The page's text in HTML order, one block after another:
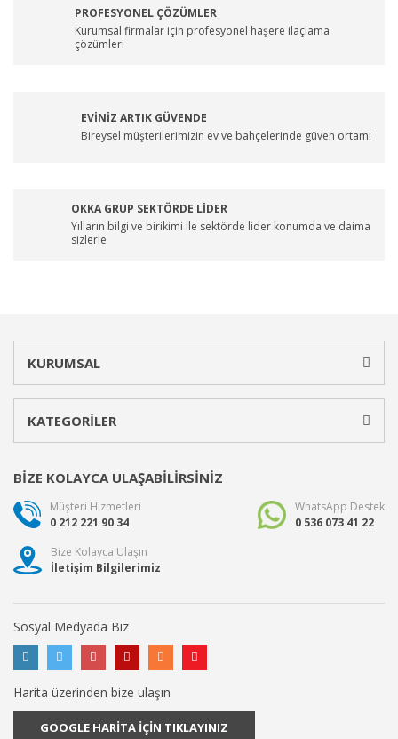
PROFESYONEL ÇÖZÜMLER
Kurumsal firmalar için profesyonel haşere ilaçlama
çözümleri
EVİNİZ ARTIK GÜVENDE
Bireysel müşterilerimizin ev ve bahçelerinde güven ortamı
OKKA GRUP SEKTÖRDE LİDER
Yılların bilgi ve birikimi ile sektörde lider konumda ve daima
sizlerle
KURUMSAL
KATEGORİLER
BİZE KOLAYCA ULAŞABİLİRSİNİZ
Müşteri Hizmetleri
0 212 221 90 34
WhatsApp Destek
0 536 073 41 22
Bize Kolayca Ulaşın
İletişim Bilgilerimiz
Sosyal Medyada Biz
Harita üzerinden bize ulaşın
GOOGLE HARİTA İÇİN TIKLAYINIZ